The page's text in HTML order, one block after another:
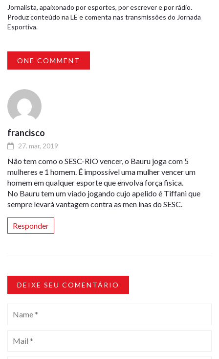
Jornalista, apaixonado por esportes, por escrever e por rádio.
Produz conteúdo na LE e comenta nas transmissões do Jornada
Esportiva.
ONE COMMENT
francisco
27. mar, 2019
Não tem como o SESC-RIO vencer, o Bauru joga com 5
mulheres e 1 homem. É impossível uma mulher vencer um
homem em qualquer esporte que envolva força fisica.
No Bauru tem um viado jogando cujo apelido é Tiffani que
sempre levará vantagem contra as men inas do SESC.
Responder
DEIXE SEU COMENTÁRIO